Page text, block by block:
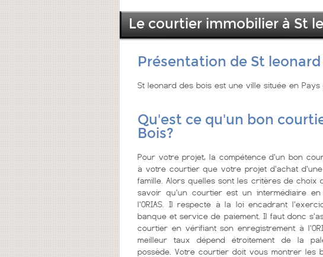
Le courtier immobilier à St
Présentation de St
St leonard des bois est une ville située en
Qu'est ce qu'un bon
Bois?
Pour votre projet, la compétence d'un bon
à votre courtier que votre projet d'achat
famille. Alors quelles sont les critères de choix
savoir qu'un courtier est un intermédiaire
l'ORIAS. Il respecte à la loi encadrant
banque et service de paiement. Il faut donc
courtier en vérifiant son enregistrement à
meilleur taux dépend étroitement de la
possède. Votre courtier doit vous montrer les